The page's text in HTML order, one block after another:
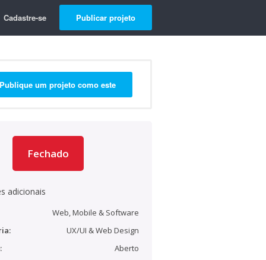
Cadastre-se Publicar projeto
Publique um projeto como este
Fechado
adicionais
Web, Mobile & Software
UX/UI & Web Design
Aberto